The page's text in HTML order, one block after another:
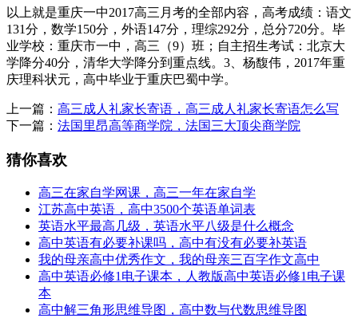
以上就是重庆一中2017高三月考的全部内容，高考成绩：语文
131分，数学150分，外语147分，理综292分，总分720分。毕
业学校：重庆市一中，高三（9）班；自主招生考试：北京大
学降分40分，清华大学降分到重点线。3、杨馥伟，2017年重
庆理科状元，高中毕业于重庆巴蜀中学。
上一篇： 高三成人礼家长寄语，高三成人礼家长寄语怎么写
下一篇： 法国里昂高等商学院，法国三大顶尖商学院
猜你喜欢
高三在家自学网课，高三一年在家自学
江苏高中英语，高中3500个英语单词表
英语水平最高几级，英语水平八级是什么概念
高中英语有必要补课吗，高中有没有必要补英语
我的母亲高中优秀作文，我的母亲三百字作文高中
高中英语必修1电子课本，人教版高中英语必修1电子课
本
高中解三角形思维导图，高中数与代数思维导图